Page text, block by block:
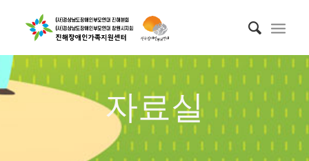
자료실